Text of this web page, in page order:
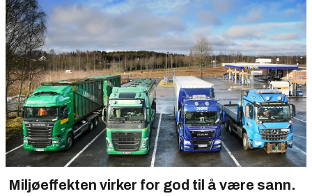
Miljøeffekten virker for god til å være sann.